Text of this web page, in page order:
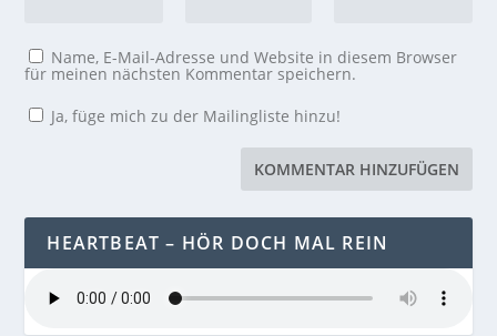
Name, E-Mail-Adresse und Website in diesem Browser
für meinen nächsten Kommentar speichern.
Ja, füge mich zu der Mailingliste hinzu!
HEARTBEAT – HÖR DOCH MAL REIN